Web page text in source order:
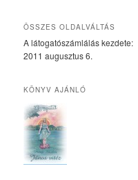
ÖSSZES OLDALVÁLTÁS
A látogatószámlálás kezdete:
2011 augusztus 6.
KÖNYV AJÁNLÓ